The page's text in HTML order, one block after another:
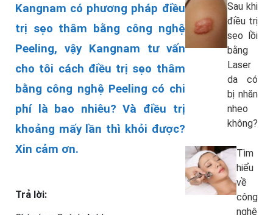
Kangnam có phương pháp điều
trị sẹo thâm bằng công nghệ
Peeling, vậy Kangnam tư vấn
cho tôi cách điều trị sẹo thâm
bằng công nghệ Peeling có chi
phí là bao nhiêu? Và điều trị
khoảng mấy lần thì khỏi được?
Xin cảm ơn.
Trả lời:
Sau khi
điều trị
sẹo lồi
bằng
Laser
da có
bị nhăn
nheo
không?
Tìm
hiểu
về
công
nghệ